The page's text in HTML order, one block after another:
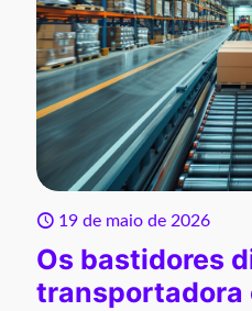
19 de maio de 2026
Os bastidores
transportadora